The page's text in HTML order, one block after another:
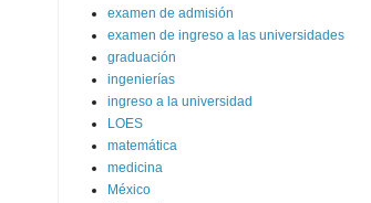
examen de admisión
examen de ingreso a las universidades
graduación
ingenierías
ingreso a la universidad
LOES
matemática
medicina
México